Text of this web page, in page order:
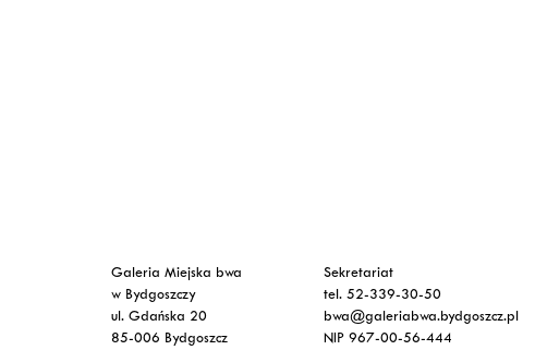
Galeria Miejska bwa
w Bydgoszczy
ul. Gdańska 20
85-006 Bydgoszcz
Sekretariat
tel. 52-339-30-50
bwa@galeriabwa.bydgoszcz.pl
NIP 967-00-56-444